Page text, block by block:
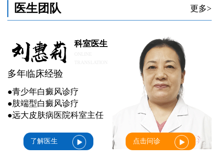
医生团队 更多>
科室医生
多年临床经验
●青少年白癜风诊疗
●肢端型白癜风诊疗
●远大皮肤病医院科室主任
了解医生 点击问诊